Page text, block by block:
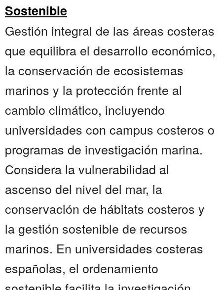
Sostenible
Gestión integral de las áreas costeras
que equilibra el desarrollo económico,
la conservación de ecosistemas
marinos y la protección frente al
cambio climático, incluyendo
universidades con campus costeros o
programas de investigación marina.
Considera la vulnerabilidad al
ascenso del nivel del mar, la
conservación de hábitats costeros y
la gestión sostenible de recursos
marinos. En universidades costeras
españolas, el ordenamiento